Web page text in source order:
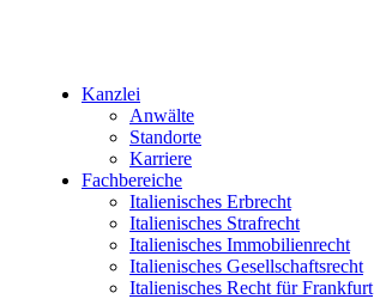
Kanzlei
Anwälte
Standorte
Karriere
Fachbereiche
Italienisches Erbrecht
Italienisches Strafrecht
Italienisches Immobilienrecht
Italienisches Gesellschaftsrecht
Italienisches Recht für Frankfurt